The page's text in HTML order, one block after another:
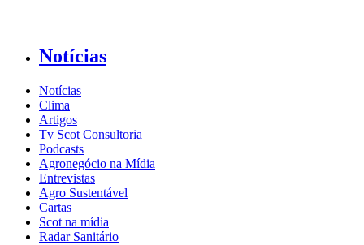
Notícias
Notícias
Clima
Artigos
Tv Scot Consultoria
Podcasts
Agronegócio na Mídia
Entrevistas
Agro Sustentável
Cartas
Scot na mídia
Radar Sanitário